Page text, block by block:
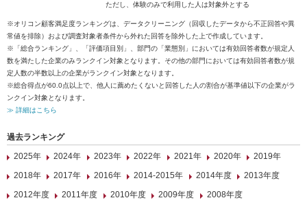
ただし、体験のみで利用した人は対象外とする
※オリコン顧客満足度ランキングは、データクリーニング（回収したデータから不正回答や異
常値を排除）および調査対象者条件から外れた回答を除外した上で作成しています。
※「総合ランキング」、「評価項目別」、部門の「業態別」においては有効回答者数が規定人
数を満たした企業のみランクイン対象となります。その他の部門においては有効回答者数が規
定人数の半数以上の企業がランクイン対象となります。
※総合得点が60.0点以上で、他人に薦めたくないと回答した人の割合が基準値以下の企業がラ
ンクイン対象となります。
≫ 詳細はこちら
過去ランキング
2025年
2024年 2023年 2022年 2021年 2020年
2019年
2018年
2017年 2016年 2014-2015年 2014年度
2013年度
2012年度
2011年度 2010年度 2009年度 2008年度